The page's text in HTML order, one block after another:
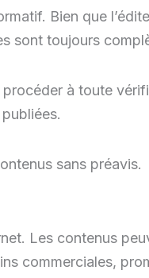
Bien que
sont toujours
à toute
sans préavis.
Les contenus
commerciales,